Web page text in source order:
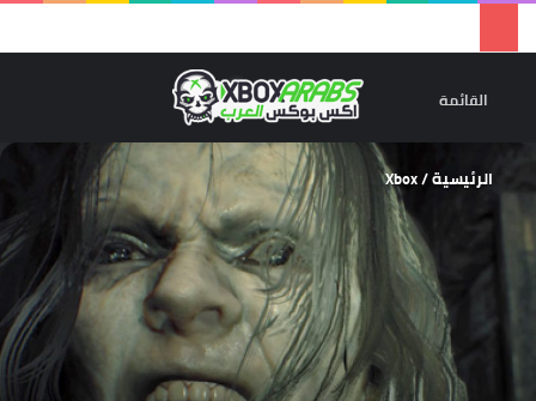
القائمة
الرئيسية/
Xbox